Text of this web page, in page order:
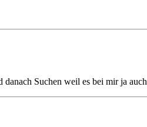
Suchen weil es bei mir ja